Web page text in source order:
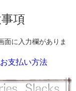
項
面に入力欄がありま
お支払い方法